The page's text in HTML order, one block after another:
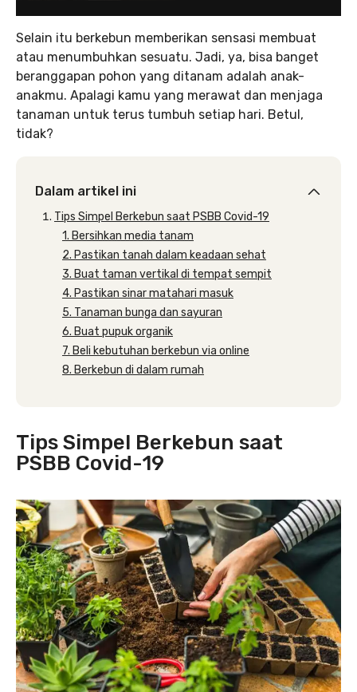
Selain itu berkebun memberikan sensasi membuat
atau menumbuhkan sesuatu. Jadi, ya, bisa banget
beranggapan pohon yang ditanam adalah anak-
anakmu. Apalagi kamu yang merawat dan menjaga
tanaman untuk terus tumbuh setiap hari. Betul,
tidak?
Dalam artikel ini
Tips Simpel Berkebun saat PSBB Covid-19
1. Bersihkan media tanam
2. Pastikan tanah dalam keadaan sehat
3. Buat taman vertikal di tempat sempit
4. Pastikan sinar matahari masuk
5. Tanaman bunga dan sayuran
6. Buat pupuk organik
7. Beli kebutuhan berkebun via online
8. Berkebun di dalam rumah
Tips Simpel Berkebun saat
PSBB Covid-19